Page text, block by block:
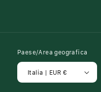
Paese/Area geografica
Italia | EUR €